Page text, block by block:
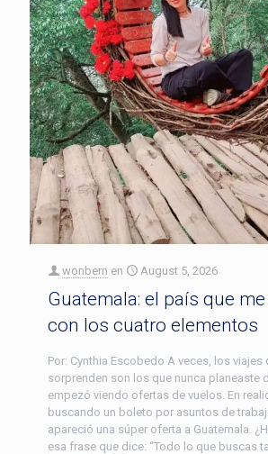
wonbern en August 5, 2026
Guatemala: el país que
con los cuatro elementos
Por: Cynthia Escobedo A veces, los viajes
sorprenden son los que nunca planeaste
empezó viendo ofertas de vuelos. En
buscando un boleto por asuntos de
apareció una súper oferta a Guatemala.
esa frase que dice: “Todo lo que buscas